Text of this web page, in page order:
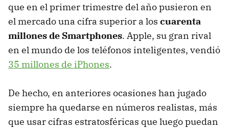
que en el primer trimestre del año pusieron en
el mercado una cifra superior a los cuarenta
millones de Smartphones. Apple, su gran rival
en el mundo de los teléfonos inteligentes, vendió
35 millones de iPhones.
De hecho, en anteriores ocasiones han jugado
siempre ha quedarse en números realistas, más
que usar cifras estratosféricas que luego puedan